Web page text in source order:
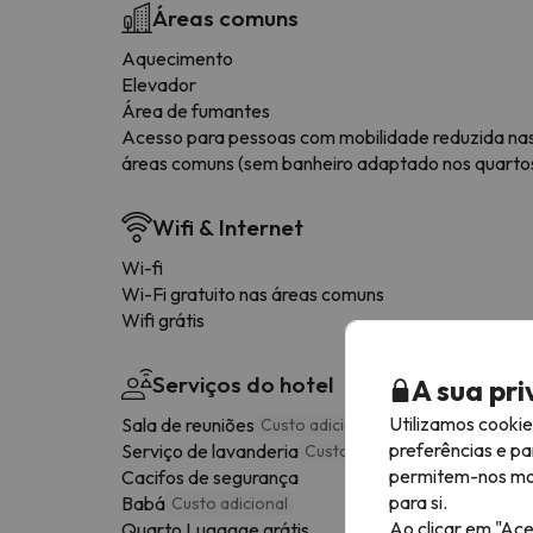
Áreas comuns
Aquecimento
Elevador
Área de fumantes
Acesso para pessoas com mobilidade reduzida
áreas comuns (sem banheiro adaptado nos
Wifi & Internet
Wi-fi
Wi-Fi gratuito nas áreas comuns
Wifi grátis
Serviços do hotel
Sala de reuniões Custo adicional
Serviço de lavanderia Custo adicional
Cacifos de segurança
Babá Custo adicional
A sua
Utilizamos
preferências e
permitem-nos
para si.
Ao clicar em